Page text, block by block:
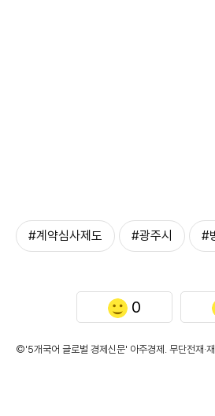
#계약심사제도 #광주시 #
0
©'5개국어 글로벌 경제신문' 아주경제. 무단전재·재